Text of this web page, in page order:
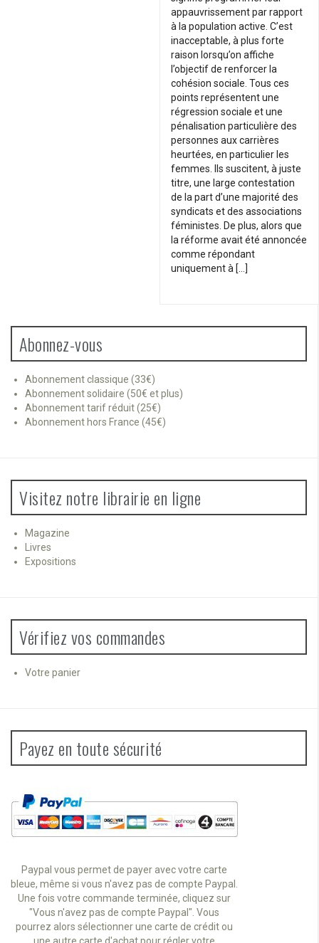
appauvrissement par rapport
à la population active. C’est
inacceptable, à plus forte
raison lorsqu’on affiche
l’objectif de renforcer la
cohésion sociale. Tous ces
points représentent une
régression sociale et une
pénalisation particulière des
personnes aux carrières
heurtées, en particulier les
femmes. Ils suscitent, à juste
titre, une large contestation
de la part d’une majorité des
syndicats et des associations
féministes. De plus, alors que
la réforme avait été annoncée
comme répondant
uniquement à […]
Abonnez-vous
Abonnement classique (33€)
Abonnement solidaire (50€ et plus)
Abonnement tarif réduit (25€)
Abonnement hors France (45€)
Visitez notre librairie en ligne
Magazine
Livres
Expositions
Vérifiez vos commandes
Votre panier
Payez en toute sécurité
Paypal vous permet de payer avec votre carte
bleue, même si vous n'avez pas de compte Paypal.
Une fois votre commande terminée, cliquez sur
"Vous n'avez pas de compte Paypal". Vous
pourrez alors sélectionner une carte de crédit ou